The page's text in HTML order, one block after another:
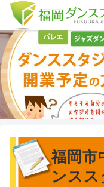
福岡市
ンス